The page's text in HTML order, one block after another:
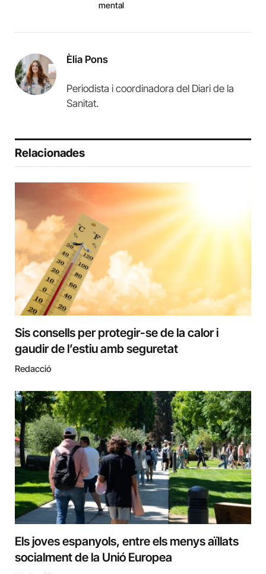
mental
Èlia Pons
Periodista i coordinadora del Diari de la
Sanitat.
Relacionades
Sis consells per protegir-se de la calor i
gaudir de l’estiu amb seguretat
Redacció
Els joves espanyols, entre els menys aïllats
socialment de la Unió Europea